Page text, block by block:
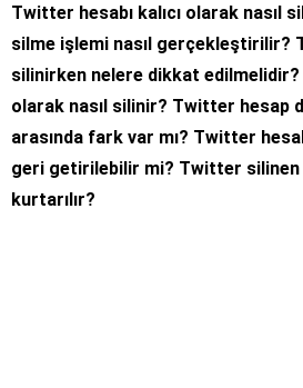
Twitter hesabı kalıcı olarak nasıl
silme işlemi nasıl gerçekleştirilir?
silinirken nelere dikkat edilmelidir?
olarak nasıl silinir? Twitter hesap
arasında fark var mı? Twitter
geri getirilebilir mi? Twitter silinen
kurtarılır?